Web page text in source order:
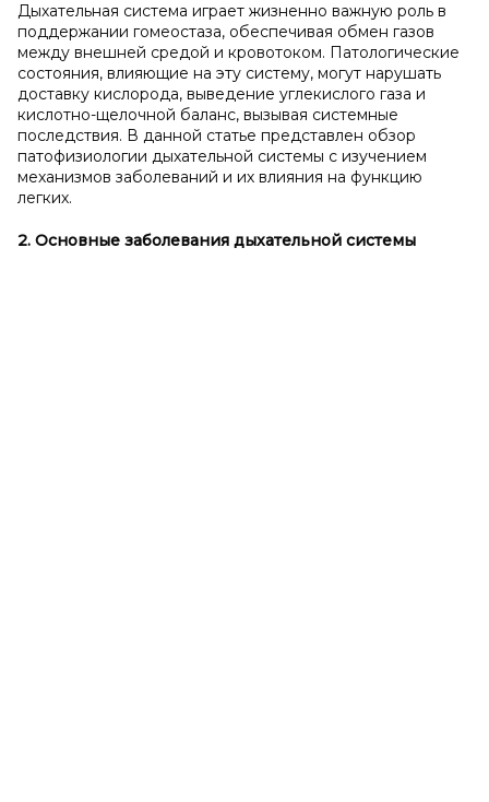
Дыхательная система играет жизненно важную роль в
поддержании гомеостаза, обеспечивая обмен газов
между внешней средой и кровотоком. Патологические
состояния, влияющие на эту систему, могут нарушать
доставку кислорода, выведение углекислого газа и
кислотно-щелочной баланс, вызывая системные
последствия. В данной статье представлен обзор
патофизиологии дыхательной системы с изучением
механизмов заболеваний и их влияния на функцию
легких.
2. Основные заболевания дыхательной системы